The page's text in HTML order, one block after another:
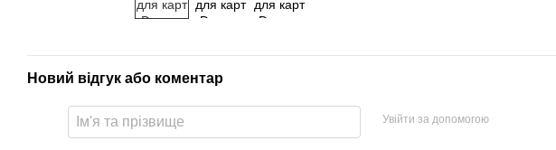
Новий відгук або коментар
Увійти за допомогою